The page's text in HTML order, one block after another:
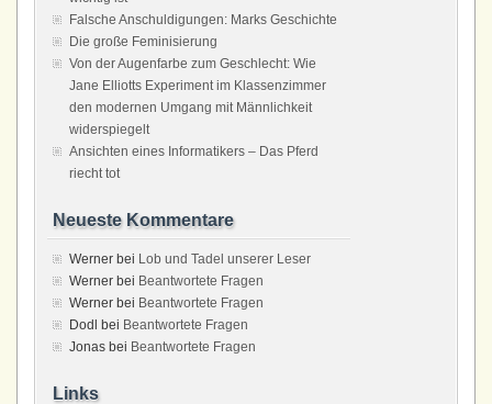
Falsche Anschuldigungen: Marks Geschichte
Die große Feminisierung
Von der Augenfarbe zum Geschlecht: Wie
Jane Elliotts Experiment im Klassenzimmer
den modernen Umgang mit Männlichkeit
widerspiegelt
Ansichten eines Informatikers – Das Pferd
riecht tot
Neueste Kommentare
Werner bei Lob und Tadel unserer Leser
Werner bei Beantwortete Fragen
Werner bei Beantwortete Fragen
Dodl
bei Beantwortete Fragen
Jonas bei Beantwortete Fragen
Links